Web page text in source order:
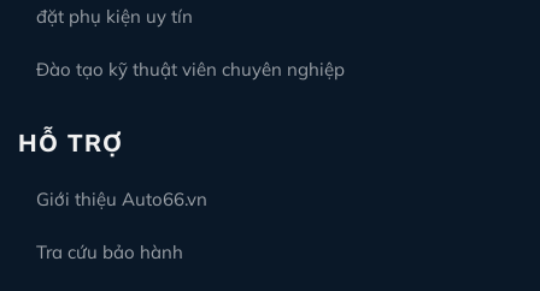
đặt phụ kiện uy tín
Đào tạo kỹ thuật viên chuyên nghiệp
HỖ TRỢ
Giới thiệu Auto66.vn
Tra cứu bảo hành